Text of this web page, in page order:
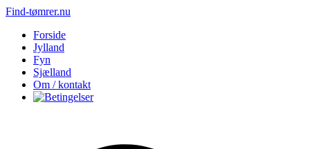
Find-tømrer.nu
Forside
Jylland
Fyn
Sjælland
Om / kontakt